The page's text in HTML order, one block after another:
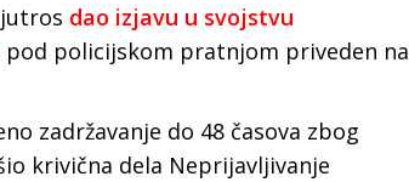
dao izjavu u svojstvu
pod policijskom pratnjom priveden na
zadržavanje do 48 časova zbog
krivična dela Neprijavljivanje